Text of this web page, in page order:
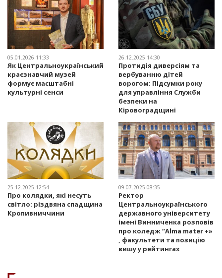
05.01.2026 11:33
Як Центральноукраїнський
краєзнавчий музей
формує масштабні
культурні сенси
26.12.2025 14:30
Протидія диверсіям та
вербуванню дітей
ворогом: Підсумки року
для управління Служби
безпеки на
Кіровоградщині
25.12.2025 12:54
Про колядки, які несуть
світло: різдвяна спадщина
Кропивниччини
09.07.2025 08:35
Ректор
Центральноукраїнського
державного університету
імені Винниченка розповів
про коледж “Alma mater +»
, факультети та позицію
вишу у рейтингах